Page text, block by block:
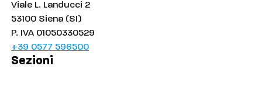
Viale L. Landucci 2
53100 Siena (SI)
P. IVA 01050330529
+39 0577 596500
Sezioni